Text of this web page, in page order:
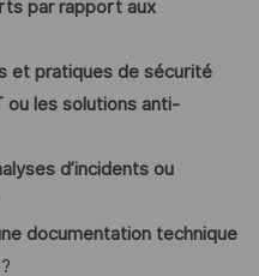
par rapport aux
et pratiques de sécurité
ou les solutions anti-
d’incidents ou
documentation technique